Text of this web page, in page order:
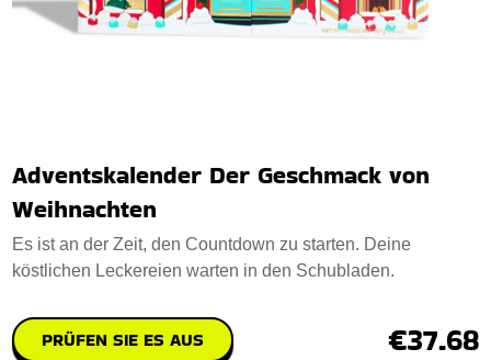
Adventskalender Der Geschmack von
Weihnachten
Es ist an der Zeit, den Countdown zu starten. Deine
köstlichen Leckereien warten in den Schubladen.
PRÜFEN SIE ES AUS €37.68